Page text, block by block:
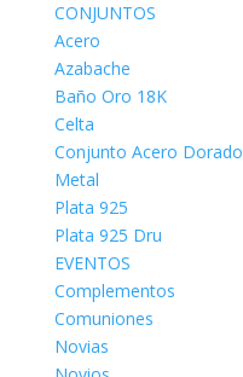
CONJUNTOS
Acero
Azabache
Baño Oro 18K
Celta
Conjunto Acero Dorado
Metal
Plata 925
Plata 925 Dru
EVENTOS
Complementos
Comuniones
Novias